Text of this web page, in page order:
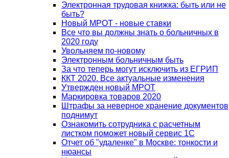
Электронная трудовая книжка: быть или не
быть?
Новый МРОТ - новые ставки
Все что вы должны знать о больничных в
2020 году
Увольняем по-новому
Электронным больничным быть
За что теперь могут исключить из ЕГРИП
ККТ 2020. Все актуальные изменения
Утвержден новый МРОТ
Маркировка товаров 2020
Штрафы за неверное хранение документов
поднимут
Ознакомить сотрудника с расчетным
листком поможет новый сервис 1С
Отчет об "удаленке" в Москве: тонкости и
нюансы